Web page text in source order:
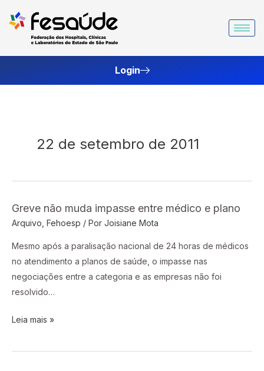
para
Login
22 de setembro de 2011
Greve não muda impasse entre médico e plano
Arquivo Fehoesp / Por Joisiane Mota
Mesmo após a paralisação nacional de 24 horas de médicos
no atendimento a planos de saúde, o impasse nas
negociações entre a categoria e as empresas não foi
resolvido…
Greve
não
plano
Leia mais »